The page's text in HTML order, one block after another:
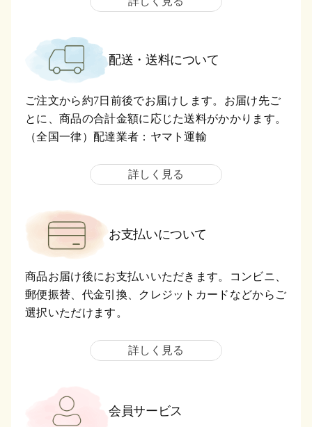
配送・送料について
ご注文から約7日前後でお届けします。お届け先ご
とに、商品の合計金額に応じた送料がかかります。
（全国一律）配達業者：ヤマト運輸
詳しく見る
お支払いについて
商品お届け後にお支払いいただきます。コンビニ、
郵便振替、代金引換、クレジットカードなどからご
選択いただけます。
詳しく見る
会員サービス